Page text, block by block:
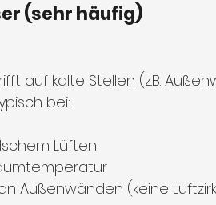
(sehr häufig)
auf kalte Stellen (z.B.
bei:
Lüften
Außenwänden (keine